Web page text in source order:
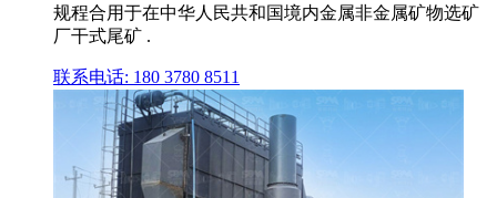
规程合用于在中华人民共和国境内金属非金属矿物选矿
厂干式尾矿 .
联系电话: 180 3780 8511